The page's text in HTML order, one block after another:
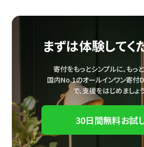
まずは体験してく
寄付をもっとシンプルに、もっ
国内No.1のオールインワン寄付
で、支援をはじめましょう
30日間無料お試